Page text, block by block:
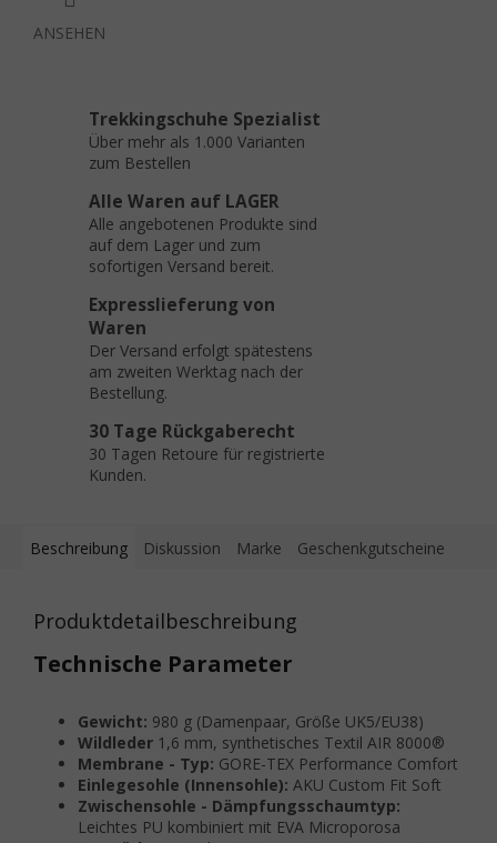
ANSEHEN
Trekkingschuhe Spezialist
Über mehr als 1.000 Varianten
zum Bestellen
Alle Waren auf LAGER
Alle angebotenen Produkte sind
auf dem Lager und zum
sofortigen Versand bereit.
Expresslieferung von
Waren
Der Versand erfolgt spätestens
am zweiten Werktag nach der
Bestellung.
30 Tage Rückgaberecht
30 Tagen Retoure für registrierte
Kunden.
Beschreibung Diskussion Marke Geschenkgutscheine
Produktdetailbeschreibung
Technische Parameter
Gewicht: 980 g (Damenpaar, Größe UK5/EU38)
Wildleder 1,6 mm, synthetisches Textil AIR 8000®
Membrane - Typ: GORE-TEX Performance Comfort
Einlegesohle (Innensohle): AKU Custom Fit Soft
Zwischensohle - Dämpfungsschaumtyp:
Leichtes PU kombiniert mit EVA Microporosa